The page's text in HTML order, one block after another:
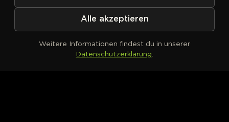
Alle akzeptieren
Weitere Informationen findest du in unserer
Datenschutzerklärung